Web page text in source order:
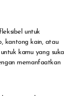
untuk
kantong kain, atau
kamu yang suka
memanfaatkan